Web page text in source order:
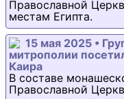
Православной
местам Египта.
15 мая 2025 •
митрополии
Каира
В составе
Православной